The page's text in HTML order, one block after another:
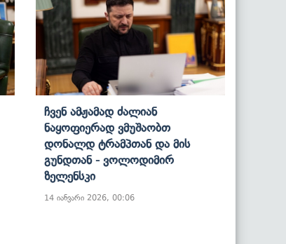
Ჩვენ Ამჟამად Ძალიან
Ნაყოფიერად Ვმუშაობთ
Დონალდ Ტრამპთან Და Მის
Გუნდთან - Ვოლოდიმირ
Ზელენსკი
14 იანვარი 2026, 00:06